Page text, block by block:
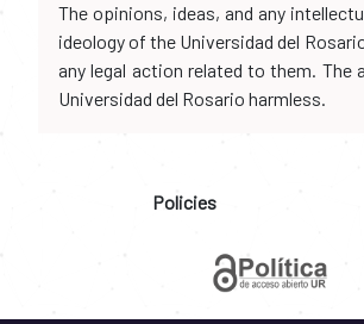
The opinions, ideas, and any
ideology of the Universidad del
any legal action related to them.
Universidad del Rosario harmless.
Policies